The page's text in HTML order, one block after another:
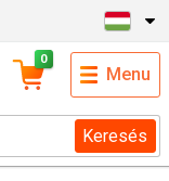
Keresés
0
Menu